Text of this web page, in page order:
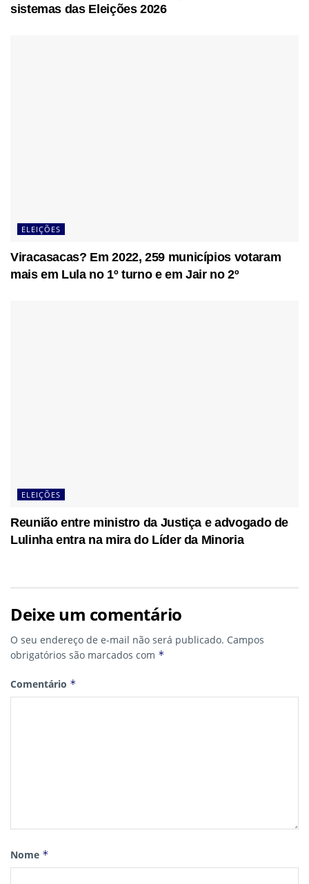
sistemas das Eleições 2026
ELEIÇÕES
Viracasacas? Em 2022, 259 municípios votaram
mais em Lula no 1º turno e em Jair no 2º
ELEIÇÕES
Reunião entre ministro da Justiça e advogado de
Lulinha entra na mira do Líder da Minoria
Deixe um comentário
O seu endereço de e-mail não será publicado. Campos
obrigatórios são marcados com *
Comentário *
Nome *